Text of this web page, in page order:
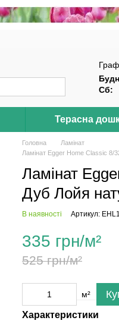
Сб:
Терасна
Головна
Ламінат
Ламінат Egger Home Classic 8/
Ламінат
Дуб Лойя
В наявності Артикул:
335 грн/м²
525 грн/м²
м²
Характеристики